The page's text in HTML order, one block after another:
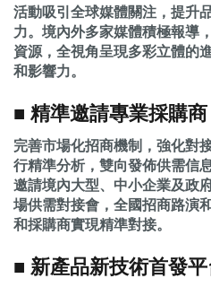
活動吸引全球媒體關注，提升
力。境內外多家媒體積極報導
資源，全視角呈現多彩立體的
和影響力。
■ 精準邀請專業採購商
完善市場化招商機制，強化對
行精準分析，雙向發佈供需信
邀請境內大型、中小企業及政
場供需對接會，全國招商路演
和採購商實現精準對接。
■ 新產品新技術首發